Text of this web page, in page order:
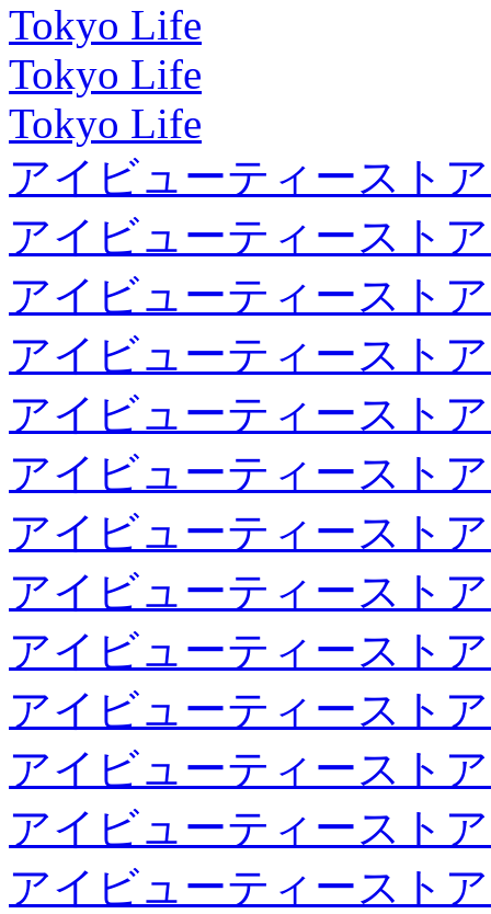
Tokyo Life
Tokyo Life
Tokyo Life
アイビューティースト
アイビューティースト
アイビューティースト
アイビューティースト
アイビューティースト
アイビューティースト
アイビューティースト
アイビューティースト
アイビューティースト
アイビューティースト
アイビューティースト
アイビューティースト
アイビューティースト